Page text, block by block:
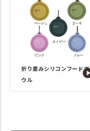
折り畳みシリコンフードボ
ウル